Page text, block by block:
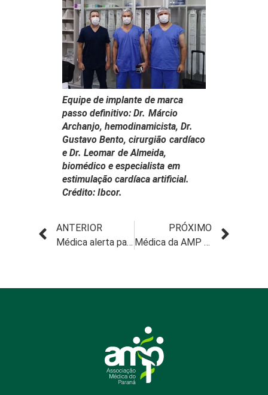
Equipe de implante de marca
passo definitivo: Dr. Márcio
Archanjo, hemodinamicista, Dr.
Gustavo Bento, cirurgião cardíaco
e Dr. Leomar de Almeida,
biomédico e especialista em
estimulação cardíaca artificial.
Crédito: Ibcor.
ANTERIOR
Médica alerta para que pais não deixem seus manusearem cotonetes
PRÓXIMO
Médica da AMP relata experiência vivida no Amazonas